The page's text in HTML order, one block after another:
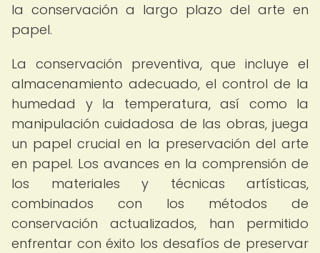
la conservación a largo plazo del arte en
papel.
La conservación preventiva, que incluye el
almacenamiento adecuado, el control de la
humedad y la temperatura, así como la
manipulación cuidadosa de las obras, juega
un papel crucial en la preservación del arte
en papel. Los avances en la comprensión de
los materiales y técnicas artísticas,
combinados con los métodos de
conservación actualizados, han permitido
enfrentar con éxito los desafíos de preservar